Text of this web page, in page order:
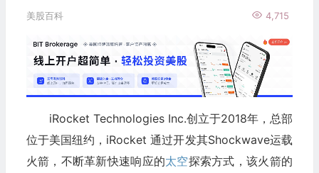
美股百科 4,715
iRocket Technologies Inc.创立于2018年，总部
位于美国纽约，iRocket 通过开发其Shockwave运载
火箭，不断革新快速响应的太空探索方式，该火箭的